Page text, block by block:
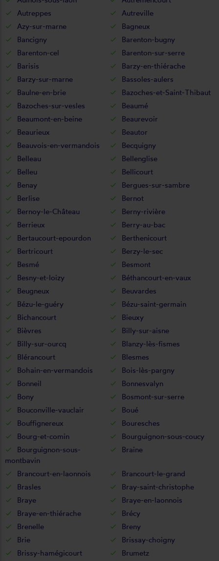
Autreppes
Autreville
Azy-sur-marne
Bagneux
Bancigny
Barenton-bugny
Barenton-cel
Barenton-sur-serre
Barisis
Barzy-en-thiérache
Barzy-sur-marne
Bassoles-aulers
Baulne-en-brie
Bazoches-et-Saint-Thibaut
Bazoches-sur-vesles
Beaumé
Beaumont-en-beine
Beaurevoir
Beaurieux
Beautor
Beauvois-en-vermandois
Becquigny
Belleau
Bellenglise
Belleu
Bellicourt
Benay
Bergues-sur-sambre
Berlise
Bernot
Bernoy-le-Château
Berny-rivière
Berrieux
Berry-au-bac
Bertaucourt-epourdon
Berthenicourt
Bertricourt
Berzy-le-sec
Besmé
Besmont
Besny-et-loizy
Béthancourt-en-vaux
Beugneux
Beuvardes
Bézu-le-guéry
Bézu-saint-germain
Bichancourt
Bieuxy
Bièvres
Billy-sur-aisne
Billy-sur-ourcq
Blanzy-lès-fismes
Blérancourt
Blesmes
Bohain-en-vermandois
Bois-lès-pargny
Bonneil
Bonnesvalyn
Bony
Bosmont-sur-serre
Bouconville-vauclair
Boué
Bouffignereux
Bouresches
Bourg-et-comin
Bourguignon-sous-coucy
Bourguignon-sous-
montbavin
Braine
Brancourt-en-laonnois
Brancourt-le-grand
Brasles
Bray-saint-christophe
Braye
Braye-en-laonnois
Braye-en-thiérache
Brécy
Brenelle
Breny
Brie
Brissay-choigny
Brissy-hamégicourt
Brumetz